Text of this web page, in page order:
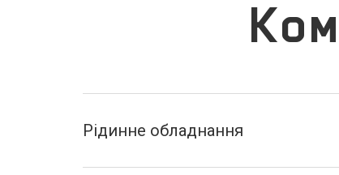
Рідинне обладнання